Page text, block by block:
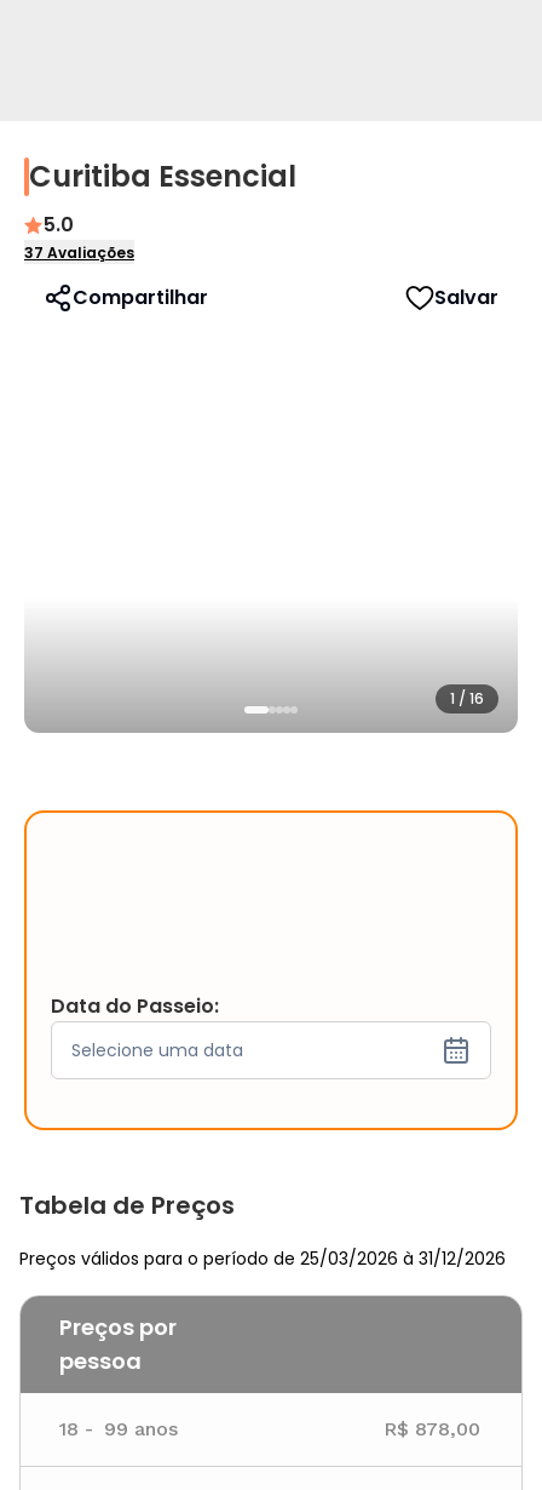
Perfil
Idioma
Português
Curitiba Essencial
5.0
37 Avaliações
Compartilhar Salvar
1 / 16
Data do Passeio:
Selecione uma data
Tabela de Preços
Preços válidos para o período de 25/03/2026 à 31/12/2026
Preços por
pessoa
18 - 99 anos R$ 878,00